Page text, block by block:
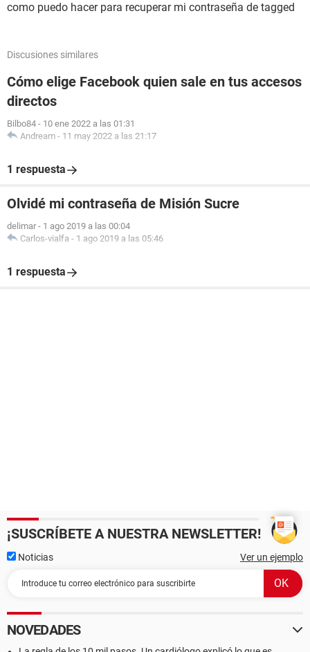
como puedo hacer para recuperar mi contraseña de tagged
Discusiones similares
Cómo elige Facebook quien sale en tus accesos
directos
Bilbo84 - 10 ene 2022 a las 01:31
Andream - 11 may 2022 a las 21:17
1 respuesta
Olvidé mi contraseña de Misión Sucre
delimar - 1 ago 2019 a las 00:04
Carlos-vialfa - 1 ago 2019 a las 05:46
1 respuesta
¡SUSCRÍBETE A NUESTRA NEWSLETTER!
Noticias Ver un ejemplo
NOVEDADES